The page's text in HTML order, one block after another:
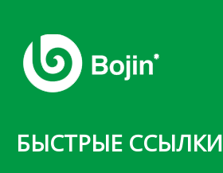
БЫСТРЫЕ ССЫЛКИ